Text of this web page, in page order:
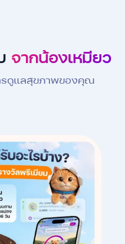
จากน้องเหมียว
รดูแลสุขภาพของคุณ